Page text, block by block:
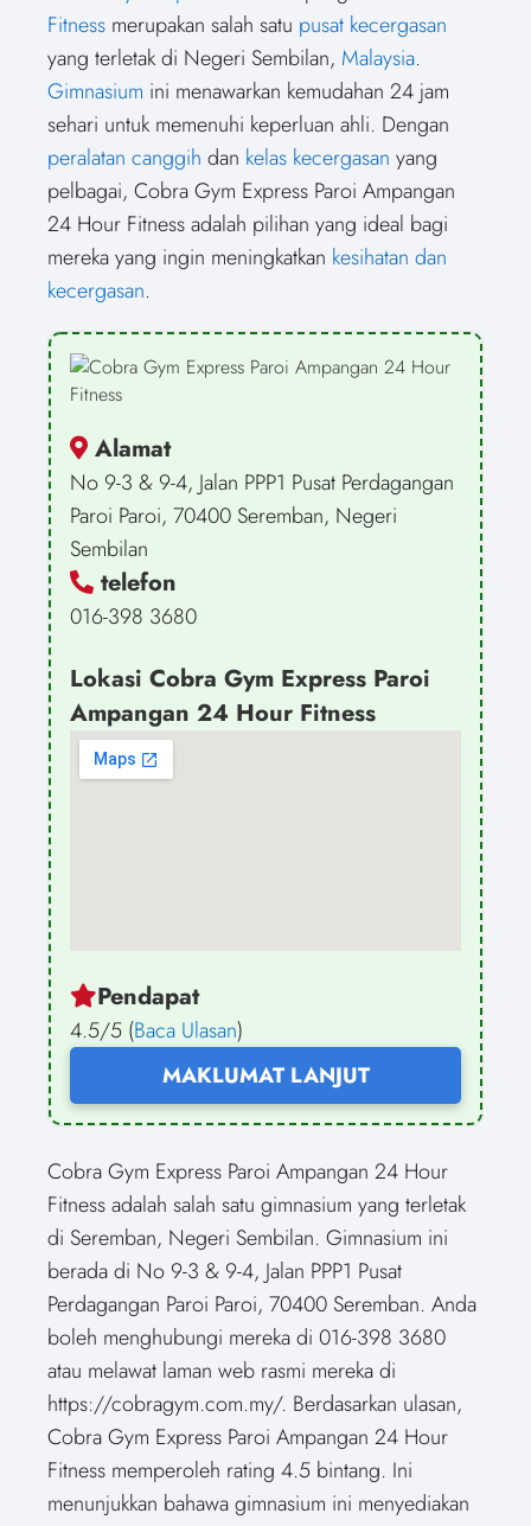
o
n
t
t
e
r
)
o
n
o
o
k
o
n
r
e
s
t
o
n
d
I
n
Fitness merupakan salah satu pusat kecergasan
yang terletak di Negeri Sembilan, Malaysia.
Gimnasium ini menawarkan kemudahan 24 jam
sehari untuk memenuhi keperluan ahli. Dengan
peralatan canggih dan kelas kecergasan yang
pelbagai, Cobra Gym Express Paroi Ampangan
24 Hour Fitness adalah pilihan yang ideal bagi
mereka yang ingin meningkatkan kesihatan dan
kecergasan.
Alamat
No 9-3 & 9-4, Jalan PPP1 Pusat Perdagangan
Paroi Paroi, 70400 Seremban, Negeri
Sembilan
telefon
016-398 3680
Lokasi Cobra Gym Express Paroi
Ampangan 24 Hour Fitness
Pendapat
4.5/5 (Baca Ulasan)
MAKLUMAT LANJUT
Cobra Gym Express Paroi Ampangan 24 Hour
Fitness adalah salah satu gimnasium yang terletak
di Seremban, Negeri Sembilan. Gimnasium ini
berada di No 9-3 & 9-4, Jalan PPP1 Pusat
Perdagangan Paroi Paroi, 70400 Seremban. Anda
boleh menghubungi mereka di 016-398 3680
atau melawat laman web rasmi mereka di
https://cobragym.com.my/. Berdasarkan ulasan,
Cobra Gym Express Paroi Ampangan 24 Hour
Fitness memperoleh rating 4.5 bintang. Ini
menunjukkan bahawa gimnasium ini menyediakan